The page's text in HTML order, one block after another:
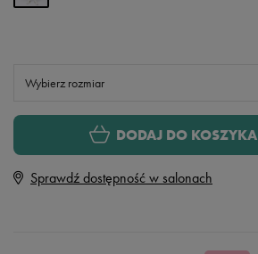
Wybierz rozmiar
M
DODAJ DO KOSZYKA
Sprawdź dostępność w salonach